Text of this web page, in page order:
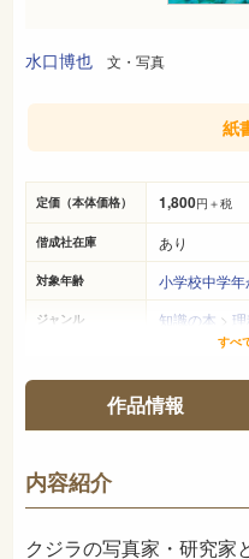
水口博也 文・写真
定価（本体価格） 1,800円＋税
偕成社在庫 あり
対象年齢 小学校中学年
ジャンル 知識の本 >
144ページ
ISBN 978-4-03-
NDC
発売日 2012年6月
すべ
紙
作品情報
内容紹介
クジラの写真家・研究家